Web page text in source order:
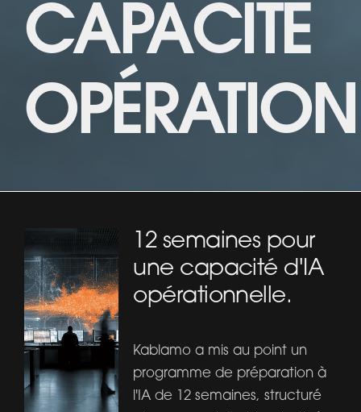
CAPACITÉ
12 semaines pour
une capacité d'IA
opérationnelle.
Kablamo a mis au point un
programme de préparation à
l'IA de 12 semaines, structuré